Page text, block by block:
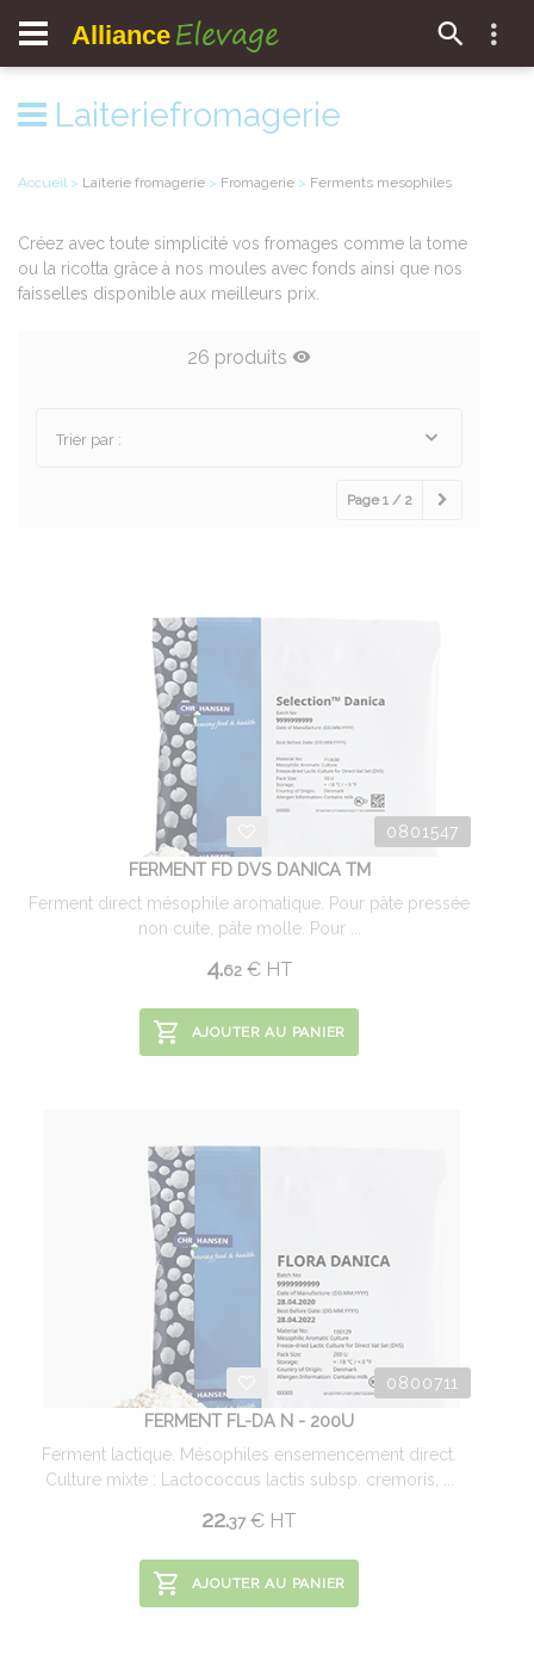
Alliance Elevage
Laiteriefromagerie
Accueil > Laiterie fromagerie > Fromagerie > Ferments mesophiles
Créez avec toute simplicité vos fromages comme la tome
ou la ricotta grâce à nos moules avec fonds ainsi que nos
faisselles disponible aux meilleurs prix.
26 produits
Trier par :
Page 1 / 2
0801547
FERMENT FD DVS DANICA TM
Ferment direct mésophile aromatique. Pour pâte pressée
non cuite, pâte molle. Pour ...
4.62 €HT
AJOUTER AU PANIER
0800711
FERMENT FL-DA N - 200U
Ferment lactique. Mésophiles ensemencement direct.
Culture mixte : Lactococcus lactis subsp. cremoris, ...
22.37 € HT
AJOUTER AU PANIER